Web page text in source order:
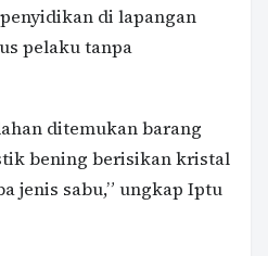
di lapangan
pelaku tanpa
ditemukan barang
bening berisikan kristal
jenis sabu,” ungkap Iptu